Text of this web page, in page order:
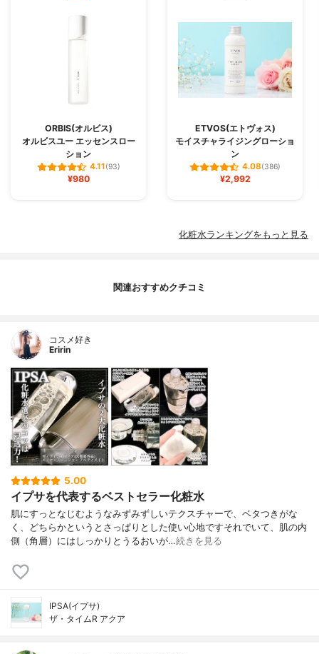
ORBIS(オルビス)
オルビスユー エッセンスロー
ション
4.11(93)
¥980
ETVOS(エトヴォス)
モイスチャライジングローショ
ン
4.08(386)
¥2,992
化粧水ランキングをもっと見る
関連おすすめクチコミ
コスメ好き
Eririn
5.00
イプサを代表するベストセラー化粧水
肌にすっとなじむようなみずみずしいテクスチャーで、ベタつきがな
く、どちらかというとさっぱりとした使い心地ですそれでいて、肌の内
側（角層）にはしっかりとうるおいが…続きを見る
IPSA(イプサ)
ザ・タイムR アクア